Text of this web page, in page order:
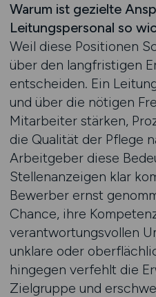
Warum ist gezielte
Leitungspersonal so
Weil diese Positionen
über den langfristigen
entscheiden. Ein
und über die nötigen
Mitarbeiter stärken,
die Qualität der Pflege
Arbeitgeber diese
Stellenanzeigen klar
Bewerber ernst
Chance, ihre
verantwortungsvollen
unklare oder
hingegen verfehlt die
Zielgruppe und